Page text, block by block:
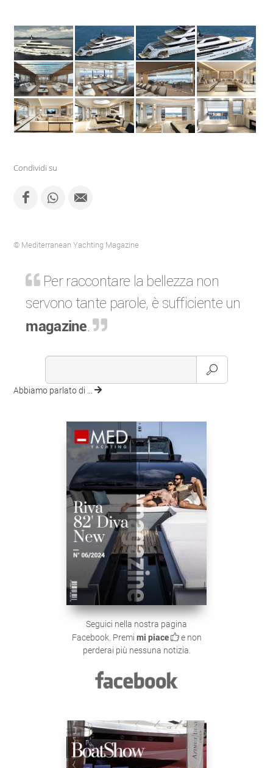
Condividi su
© Mediterranean Yachting Magazine
Per raccontare la bellezza non
servono tante parole, è sufficiente un
magazine.
Abbiamo parlato di ...
Seguici nella nostra pagina
Facebook. Premi mi piace
e non
perderai più nessuna notizia.